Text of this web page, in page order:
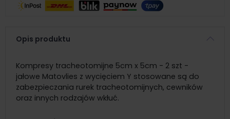
Opis produktu
Kompresy tracheotomijne 5cm x 5cm - 2 szt -
jałowe Matovlies z wycięciem Y stosowane są do
zabezpieczania rurek tracheotomijnych, cewników
oraz innych rodzajów wkłuć.